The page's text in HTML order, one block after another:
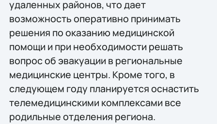
удаленных районов, что дает
возможность оперативно принимать
решения по оказанию медицинской
помощи и при необходимости решать
вопрос об эвакуации в региональные
медицинские центры. Кроме того, в
следующем году планируется оснастить
телемедицинскими комплексами все
родильные отделения региона.